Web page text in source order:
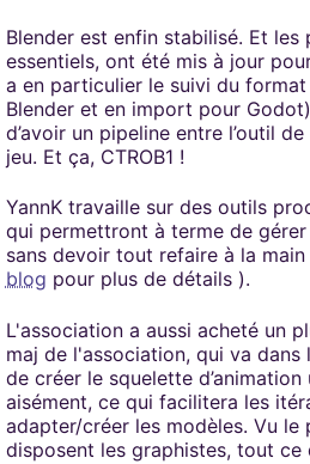
Blender est enfin stabilisé. Et les
essentiels, ont été mis à jour
a en particulier le suivi du
Blender et en import pour
d’avoir un pipeline entre l’outil
jeu. Et ça, CTROB1 !
YannK travaille sur des outils
qui permettront à terme de gérer
sans devoir tout refaire à la
blog pour plus de détails ).
L'association a aussi acheté un
maj de l'association, qui va dans
de créer le squelette
aisément, ce qui facilitera les
adapter/créer les modèles. Vu le
disposent les graphistes, tout ce